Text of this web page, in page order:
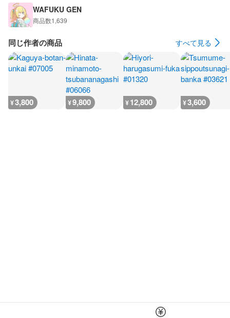
WAFUKU GEN
商品数1,639
同じ作者の商品 すべて見る
¥3,800 ¥9,800 ¥12,800 ¥3,600